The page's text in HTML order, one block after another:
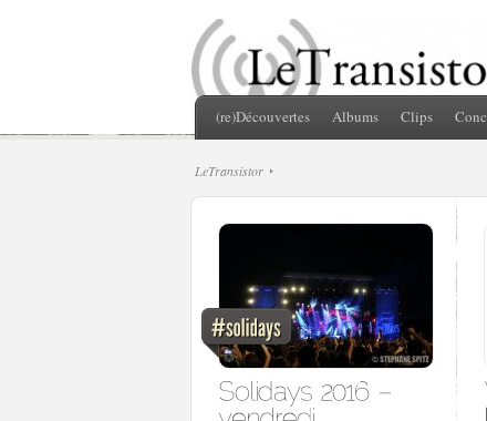
(re)Découvertes Albums Clips
LeTransistor